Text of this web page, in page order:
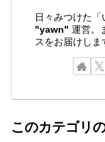
日々みつけた
"yawn" 運営。
スをお届けしま
このカテゴリ